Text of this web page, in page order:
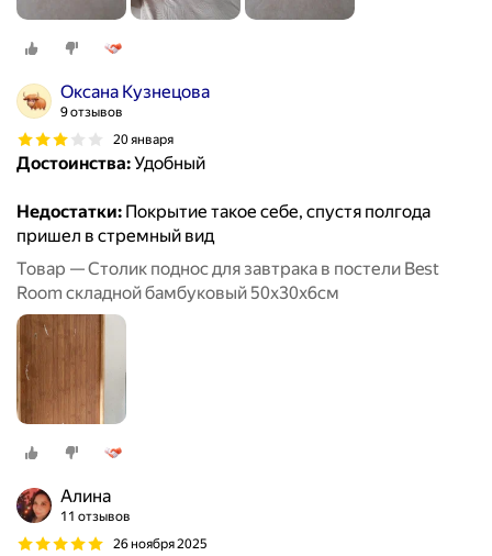
Оксана Кузнецова
9 отзывов
20 января
Достоинства:Удобный
Недостатки: Покрытие такое себе, спустя полгода
пришел в стремный вид
Товар — Столик поднос для завтрака в постели Best
Room складной бамбуковый 50x30x6см
Алина
11 отзывов
26 ноября 2025